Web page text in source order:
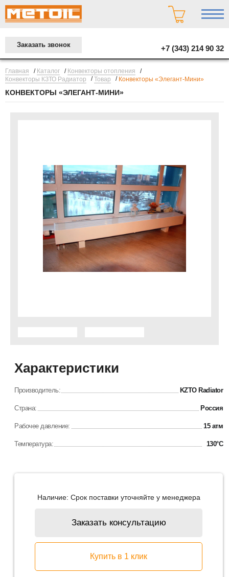
+7 (343) 214 90 32
Заказать звонок
Главная / Каталог / Конвекторы отопления
/
Конвекторы КЗТО Радиатор
/Товар / Конвекторы «Элегант-Мини»
КОНВЕКТОРЫ «ЭЛЕГАНТ-МИНИ»
Характеристики
Производитель: KZTO Radiator
Страна: Россия
Рабочее давление: 15 атм
Температура: 130°С
Наличие: Срок поставки уточняйте у менеджера
Заказать консультацию
Купить в 1 клик